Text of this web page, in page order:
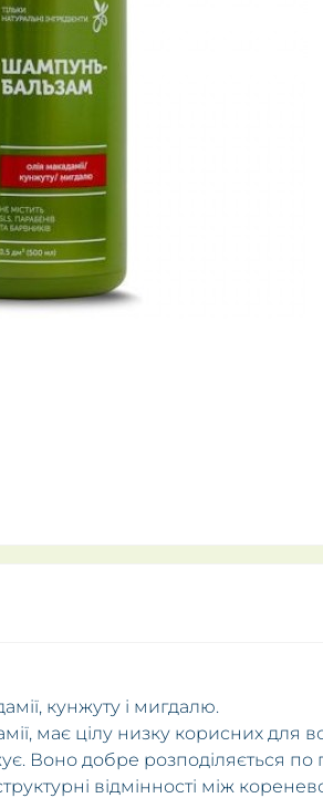
кунжуту і мигдалю.
має цілу низку корисних для
Воно добре розподіляється по
відмінності між